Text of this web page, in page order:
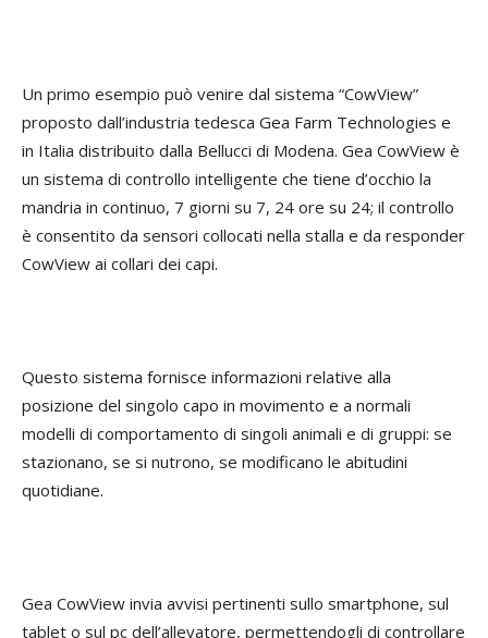
Un primo esempio può venire dal sistema “CowView”
proposto dall’industria tedesca Gea Farm Technologies e
in Italia distribuito dalla Bellucci di Modena. Gea CowView è
un sistema di controllo intelligente che tiene d’occhio la
mandria in continuo, 7 giorni su 7, 24 ore su 24; il controllo
è consentito da sensori collocati nella stalla e da responder
CowView ai collari dei capi.
Questo sistema fornisce informazioni relative alla
posizione del singolo capo in movimento e a normali
modelli di comportamento di singoli animali e di gruppi: se
stazionano, se si nutrono, se modificano le abitudini
quotidiane.
Gea CowView invia avvisi pertinenti sullo smartphone, sul
tablet o sul pc dell’allevatore, permettendogli di controllare